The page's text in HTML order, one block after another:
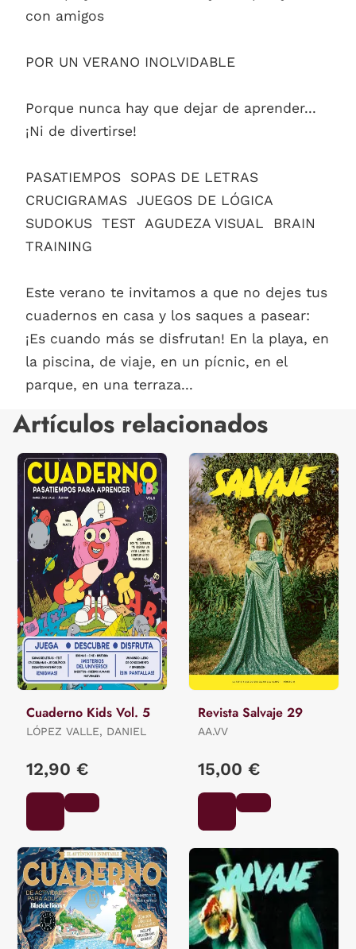
con amigos
POR UN VERANO INOLVIDABLE
Porque nunca hay que dejar de aprender...
¡Ni de divertirse!
PASATIEMPOS  SOPAS DE LETRAS 
CRUCIGRAMAS  JUEGOS DE LÓGICA 
SUDOKUS  TEST  AGUDEZA VISUAL  BRAIN
TRAINING
Este verano te invitamos a que no dejes tus
cuadernos en casa y los saques a pasear:
¡Es cuando más se disfrutan! En la playa, en
la piscina, de viaje, en un pícnic, en el
parque, en una terraza...
Artículos relacionados
Cuaderno Kids Vol. 5
LÓPEZ VALLE, DANIEL
12,90 €
Revista Salvaje 29
AA.VV
15,00 €